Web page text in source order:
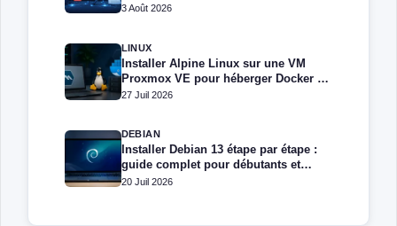
3 Août 2026
LINUX
Installer Alpine Linux sur une VM
Proxmox VE pour héberger Docker et
Docker Compose
27 Juil 2026
DEBIAN
Installer Debian 13 étape par étape :
guide complet pour débutants et
administrateurs
20 Juil 2026